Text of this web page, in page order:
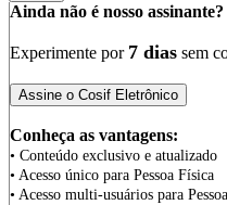
Ainda não é nosso assinante?
Experimente por 7 dias sem
Conheça as vantagens:
• Conteúdo exclusivo e atualizado
• Acesso único para Pessoa Física
• Acesso multi-usuários para